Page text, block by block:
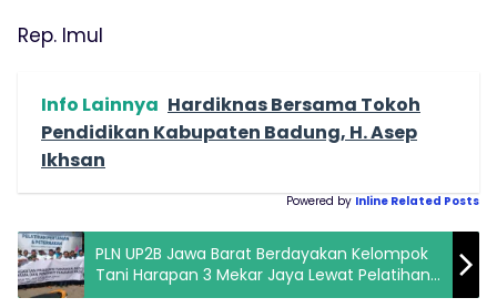
Rep. Imul
Info Lainnya Hardiknas Bersama Tokoh
Pendidikan Kabupaten Badung, H. Asep
Ikhsan
Powered by Inline Related Posts
PLN UP2B Jawa Barat Berdayakan Kelompok
Tani Harapan 3 Mekar Jaya Lewat Pelatihan
Pertanian & Peternakan